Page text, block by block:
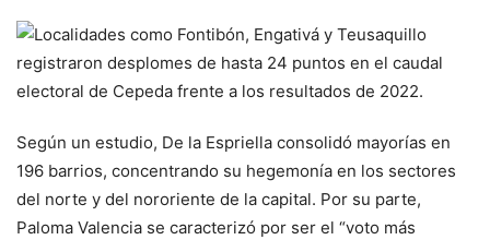
Según un estudio, De la Espriella consolidó mayorías en
196 barrios, concentrando su hegemonía en los sectores
del norte y del nororiente de la capital. Por su parte,
Paloma Valencia se caracterizó por ser el “voto más